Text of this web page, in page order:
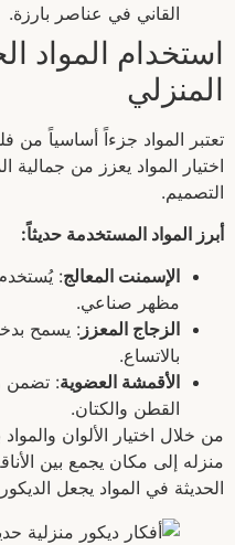
القاني في عناصر بارزة.
استخدام المواد
المنزلي
تعتبر المواد جزءاً أساسياً من
اختيار المواد يعزز من
التصميم.
أبرز المواد المستخدمة حديثاً:
الإسمنت المعالج:
مظهر صناعي.
الزجاج المعزز : يسمح
بالاتساع.
الأقمشة العضوية: تضمن
القطن والكتان.
من خلال اختيار الألوان
منزله إلى مكان يجمع بين
الحديثة في المواد يجعل